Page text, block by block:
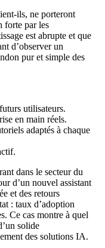
ils, ne porteront
forte par les
est abrupte et que
d’observer un
pur et simple des
utilisateurs.
en main réels.
adaptés à chaque
dans le secteur du
d’un nouvel assistant
et des retours
: taux d’adoption
Ce cas montre à quel
solide
des solutions IA.